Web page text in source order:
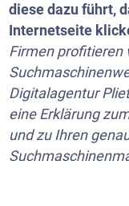
diese dazu führt,
Internetseite
Firmen profitieren
Digitalagentur
eine Erklärung
und zu Ihren